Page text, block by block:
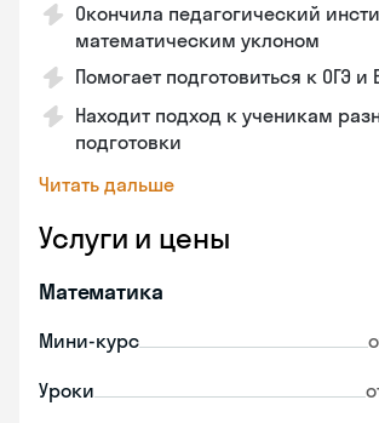
Окончила педагогический
математическим уклоном
Помогает подготовиться к ОГЭ и
Находит подход к ученикам
подготовки
Читать дальше
Услуги и цены
Математика
Мини-курс
Уроки